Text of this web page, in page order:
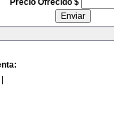
Precio Ofrecido $